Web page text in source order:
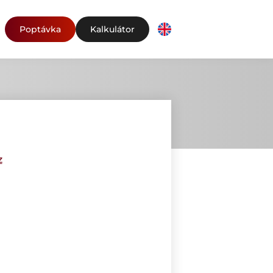
Poptávka Kalkulátor